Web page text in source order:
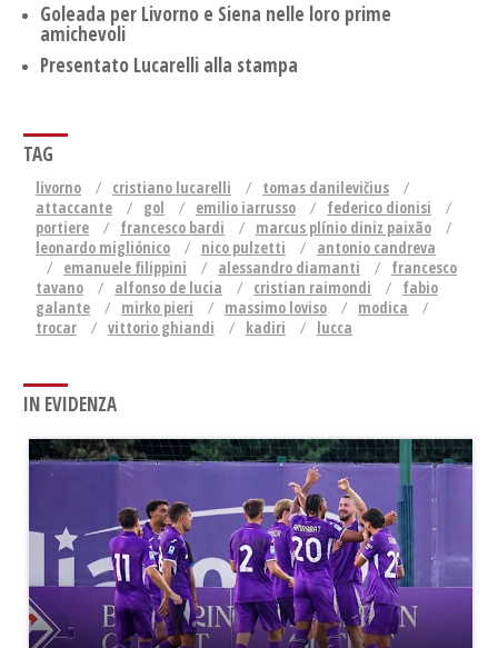
Goleada per Livorno e Siena nelle loro prime
amichevoli
Presentato Lucarelli alla stampa
TAG
livorno cristiano lucarelli
tomas danilevičius
attaccante
gol emilio iarrusso
federico dionisi
portiere
francesco bardi
marcus plínio diniz paixão
leonardo migliónico
nico pulzetti
antonio candreva
emanuele filippini
alessandro diamanti
francesco
tavano
alfonso de lucia cristian raimondi
fabio
galante
mirko pieri massimo loviso
modica
trocar
vittorio ghiandi kadiri lucca
IN EVIDENZA